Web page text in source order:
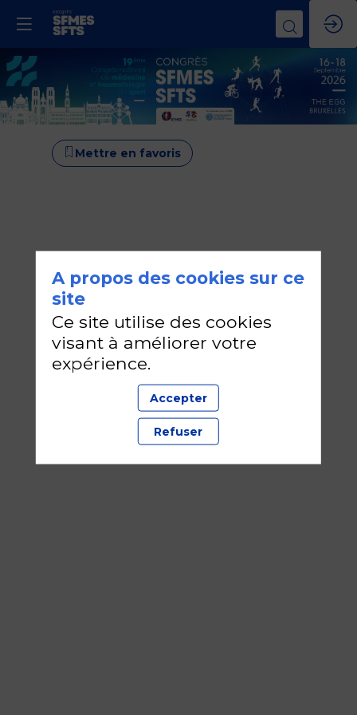
Mettre en favoris
A propos des cookies sur ce
site
Ce site utilise des cookies
visant à améliorer votre
expérience.
Accepter
Refuser